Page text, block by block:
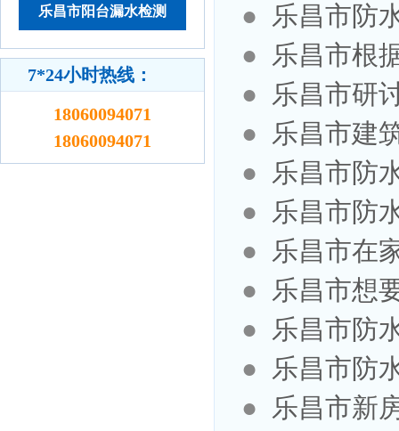
乐昌市阳台漏水检测
7*24小时热线：
18060094071
18060094071
● 乐昌市防
● 乐昌市根
● 乐昌市研
● 乐昌市建
● 乐昌市防
● 乐昌市防
● 乐昌市在
● 乐昌市想
● 乐昌市防
● 乐昌市防
● 乐昌市新